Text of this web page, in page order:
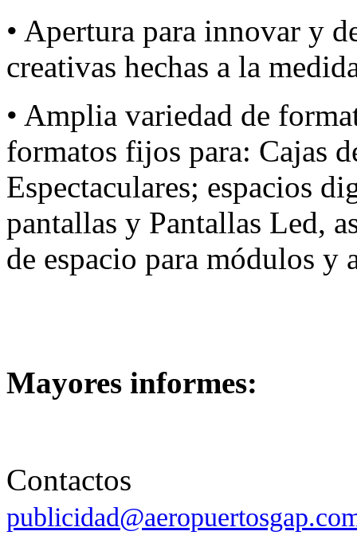
• Apertura para innovar y
creativas hechas a la
• Amplia variedad de
formatos fijos para: Cajas
Espectaculares; espacios
pantallas y Pantallas Led,
de espacio para módulos y
Mayores informes:
Contactos